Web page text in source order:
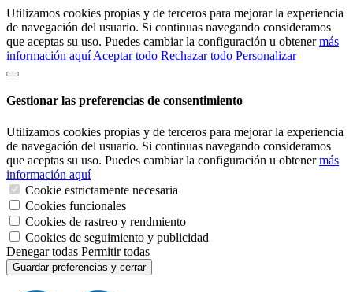
Utilizamos cookies propias y de terceros para mejorar la experiencia
de navegación del usuario. Si continuas navegando consideramos
que aceptas su uso. Puedes cambiar la configuración u obtenermás
información aquí Aceptar todo Rechazar todo Personalizar
Gestionar las preferencias de consentimiento
Utilizamos cookies propias y de terceros para mejorar la experiencia
de navegación del usuario. Si continuas navegando consideramos
que aceptas su uso. Puedes cambiar la configuración u obtenermás
información aquí
Cookie estrictamente necesaria
Cookies funcionales
Cookies de rastreo y rendmiento
Cookies de seguimiento y publicidad
Denegar todas Permitir todas
Guardar preferencias y cerrar